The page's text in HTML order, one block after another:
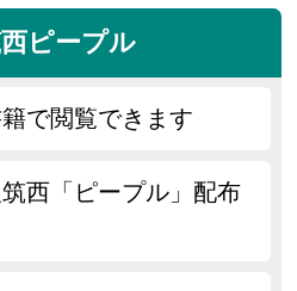
ピープル
で閲覧できます
西「ピープル」配布